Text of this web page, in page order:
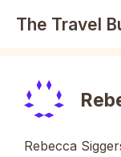
The Travel
Rebecca